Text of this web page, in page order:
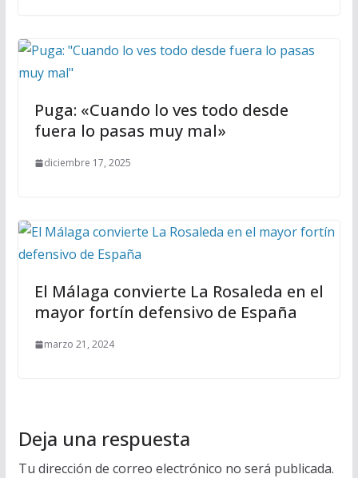
Puga: «Cuando lo ves todo desde
fuera lo pasas muy mal»
diciembre 17, 2025
El Málaga convierte La Rosaleda en el
mayor fortín defensivo de España
marzo 21, 2024
Deja una respuesta
Tu dirección de correo electrónico no será publicada.